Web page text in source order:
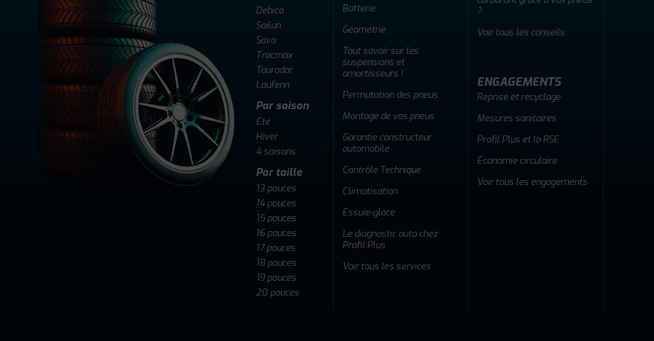
Debica
Sailun
Sava
Tracmax
Tourador
Laufenn
Par saison
Été
Hiver
4 saisons
Par taille
13 pouces
14 pouces
15 pouces
16 pouces
17 pouces
18 pouces
19 pouces
20 pouces
Batterie
Géométrie
Tout savoir sur les
suspensions et
amortisseurs !
Permutation des pneus
Montage de vos pneus
Garantie constructeur
automobile
Contrôle Technique
Climatisation
Essuie-glace
Le diagnostic auto chez
Profil Plus
Voir tous les services
?
Voir tous les conseils
ENGAGEMENTS
Reprise et recyclage
Mesures sanitaires
Profil Plus et la RSE
Économie circulaire
Voir tous les engagements